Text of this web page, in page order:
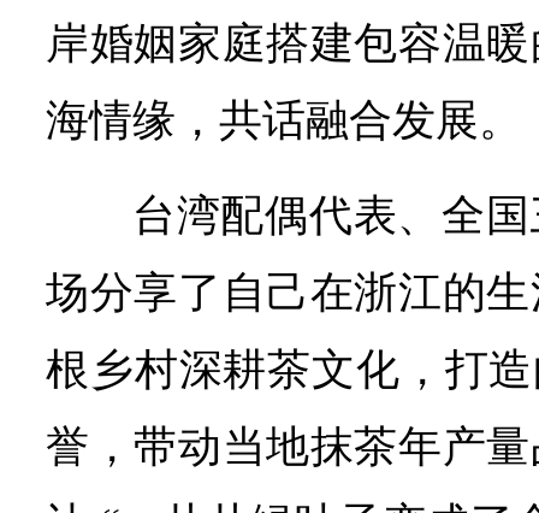
岸婚姻家庭搭建包容温
海情缘，共话融合发展。
台湾配偶代表、全
场分享了自己在浙江的
根乡村深耕茶文化，打
誉，带动当地抹茶年产